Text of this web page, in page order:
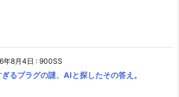
年8月4日 : 900SS
ぎるプラグの謎、AIと探したその答え。